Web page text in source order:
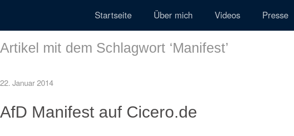
Startseite Über mich Videos Presse
Artikel mit dem Schlagwort ‘Manifest’
22. Januar 2014
AfD Manifest auf Cicero.de